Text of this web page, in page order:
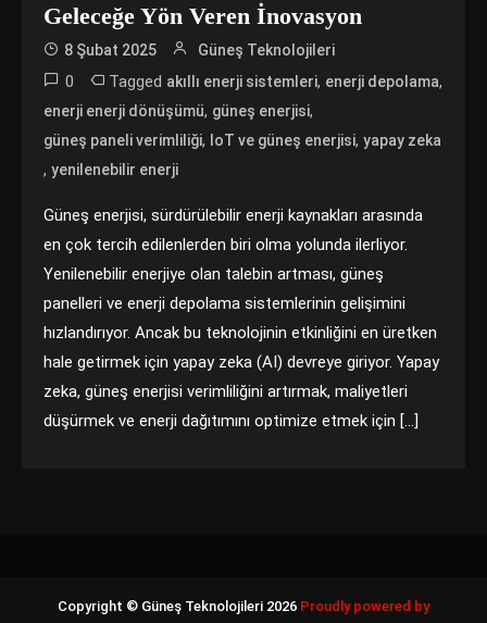
Geleceğe Yön Veren İnovasyon
8 Şubat 2025 Güneş Teknolojileri
0 Tagged akıllı enerji sistemleri, enerji depolama,
enerji enerji dönüşümü, güneş enerjisi,
güneş paneli verimliliği, IoT ve güneş enerjisi,yapay zeka
,yenilenebilir enerji
Güneş enerjisi, sürdürülebilir enerji kaynakları arasında
en çok tercih edilenlerden biri olma yolunda ilerliyor.
Yenilenebilir enerjiye olan talebin artması, güneş
panelleri ve enerji depolama sistemlerinin gelişimini
hızlandırıyor. Ancak bu teknolojinin etkinliğini en üretken
hale getirmek için yapay zeka (AI) devreye giriyor. Yapay
zeka, güneş enerjisi verimliliğini artırmak, maliyetleri
düşürmek ve enerji dağıtımını optimize etmek için […]
Copyright © Güneş Teknolojileri 2026 Proudly powered by